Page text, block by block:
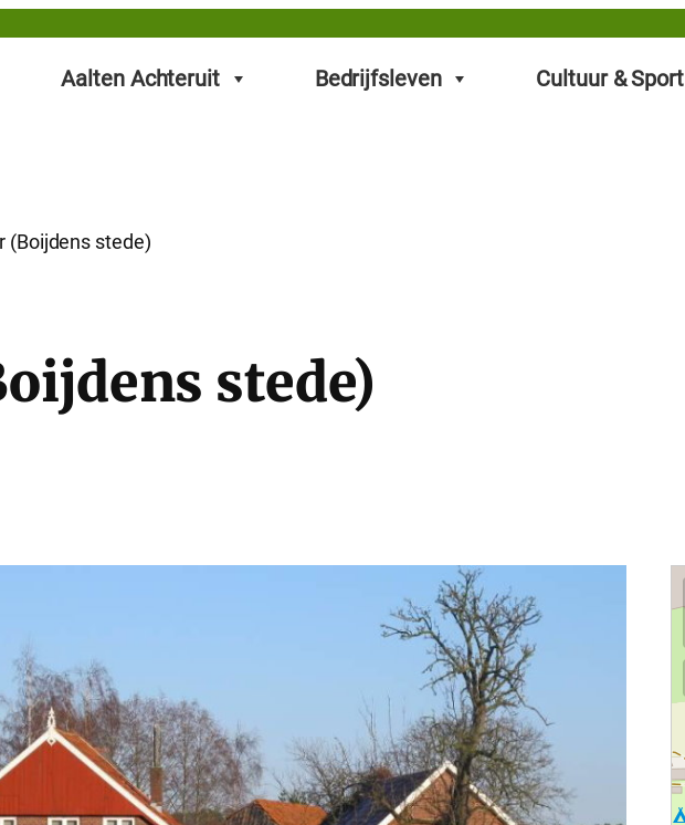
Aalten Achteruit Bedrijfsleven Cultuur & Sport
(Boijdens stede)
stede)